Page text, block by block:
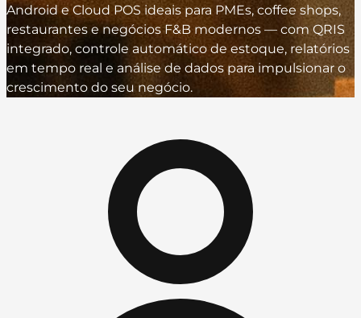
Android e Cloud POS ideais para PMEs, coffee shops,
restaurantes e negócios F&B modernos — com QRIS
integrado, controle automático de estoque, relatórios
em tempo real e análise de dados para impulsionar o
crescimento do seu negócio.